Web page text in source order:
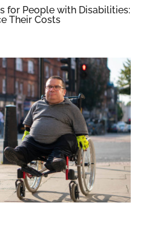
for People with Disabilities:
Their Costs